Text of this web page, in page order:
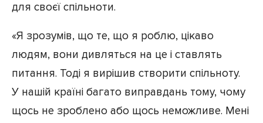
для своєї спільноти.
«Я зрозумів, що те, що я роблю, цікаво
людям, вони дивляться на це і ставлять
питання. Тоді я вирішив створити спільноту.
У нашій країні багато виправдань тому, чому
щось не зроблено або щось неможливе. Мені